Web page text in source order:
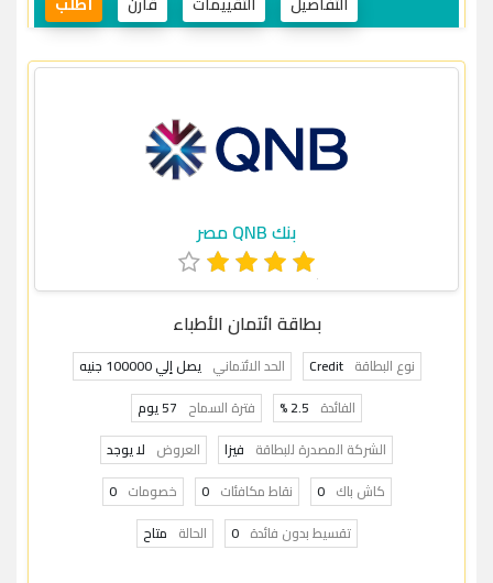
بنك QNB مصر
بطاقة ائتمان الأطباء
نوع البطاقة Credit الحد الائتماني يصل إلي 100000 جنيه
الفائدة 2.5 % فترة السماح 57 يوم
الشركة المصدرة للبطاقة فيزا العروض لا يوجد
كاش باك 0 نقاط مكافئات 0 خصومات 0
تقسيط بدون فائدة 0 الحالة متاح